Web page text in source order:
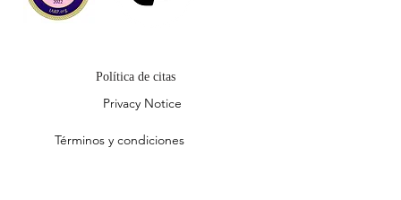
Política de citas
Privacy Notice
Términos y condiciones